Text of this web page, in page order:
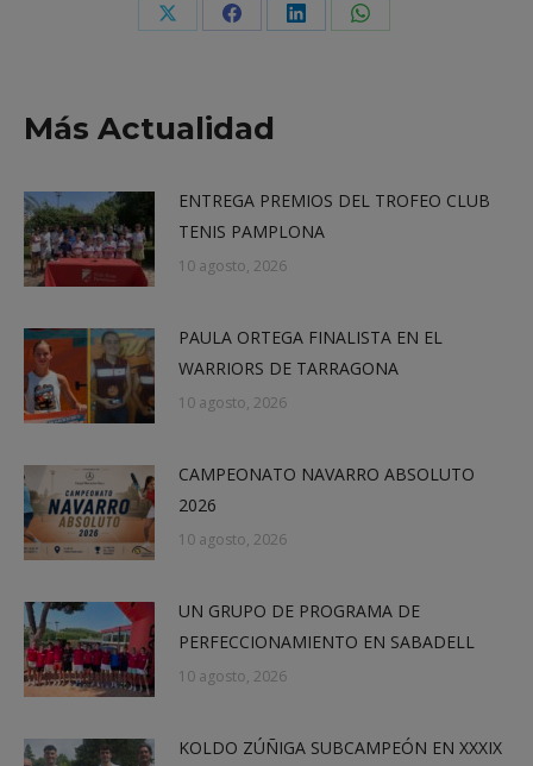
Share Share Share Share
Más Actualidad
ENTREGA PREMIOS DEL TROFEO CLUB
TENIS PAMPLONA
10 agosto, 2026
PAULA ORTEGA FINALISTA EN EL
WARRIORS DE TARRAGONA
10 agosto, 2026
CAMPEONATO NAVARRO ABSOLUTO
2026
10 agosto, 2026
UN GRUPO DE PROGRAMA DE
PERFECCIONAMIENTO EN SABADELL
10 agosto, 2026
KOLDO ZÚÑIGA SUBCAMPEÓN EN XXXIX